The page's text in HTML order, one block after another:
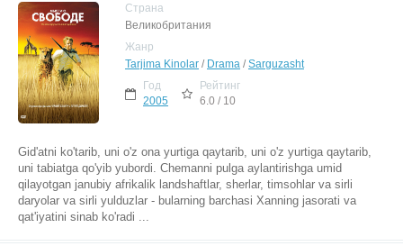
Страна
Великобритания
Жанр
Tarjima Kinolar / Drama /Sarguzasht
Год
2005
Рейтинг
6.0 / 10
Gid'atni ko'tarib, uni o'z ona yurtiga qaytarib, uni o'z yurtiga qaytarib,
uni tabiatga qo'yib yubordi. Chemanni pulga aylantirishga umid
qilayotgan janubiy afrikalik landshaftlar, sherlar, timsohlar va sirli
daryolar va sirli yulduzlar - bularning barchasi Xanning jasorati va
qat'iyatini sinab ko'radi ...